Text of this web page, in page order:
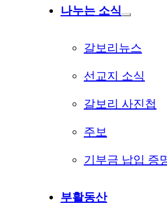
나누는 소식
갈보리뉴스
선교지 소식
갈보리 사진첩
주보
기부금 납입 증
부활동산